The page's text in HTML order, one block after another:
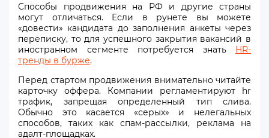
Способы продвижения на РФ и другие страны
могут отличаться. Если в рунете вы можете
«довести» кандидата до заполнения анкеты через
переписку, то для успешного закрытия вакансий в
иностранном сегменте потребуется знать HR-
тренды в бурже.
Перед стартом продвижения внимательно читайте
карточку оффера. Компании регламентируют hr
трафик, запрещая определенный тип слива.
Обычно это касается «серых» и нелегальных
способов, таких как спам-рассылки, реклама на
адалт-площадках.